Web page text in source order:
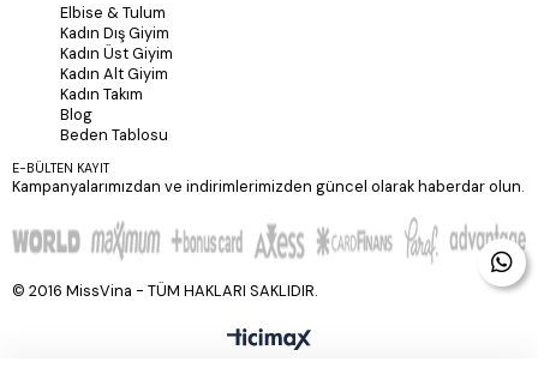
Elbise & Tulum
Kadın Dış Giyim
Kadın Üst Giyim
Kadın Alt Giyim
Kadın Takım
Blog
Beden Tablosu
E-BÜLTEN KAYIT
Kampanyalarımızdan ve indirimlerimizden güncel olarak haberdar olun.
© 2016 MissVina - TÜM HAKLARI SAKLIDIR.